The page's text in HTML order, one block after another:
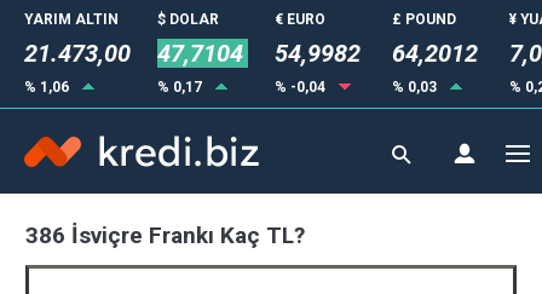
YARIM ALTIN
21.473,00
% 1,06
$ DOLAR
47,7104
% 0,17
€ EURO
54,9982
% -0,04
£ POUND
64,2012
% 0,03
¥
%
386 İsviçre Frankı Kaç TL?